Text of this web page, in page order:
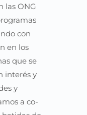
las ONG
con
en los
que se
interés y
y
a co-